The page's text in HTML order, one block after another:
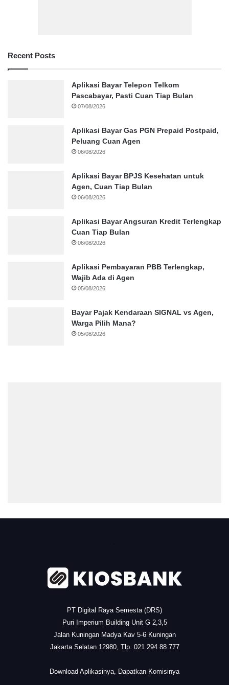
Recent Posts
Aplikasi Bayar Telepon Telkom
Pascabayar, Pasti Cuan Tiap Bulan
07/08/2026
Aplikasi Bayar Gas PGN Prepaid Postpaid,
Peluang Cuan Agen
06/08/2026
Aplikasi Bayar BPJS Kesehatan untuk
Agen, Cuan Tiap Bulan
06/08/2026
Aplikasi Bayar Angsuran Kredit Terlengkap
Cuan Tiap Bulan
06/08/2026
Aplikasi Pembayaran PBB Terlengkap,
Wajib Ada di Agen
05/08/2026
Bayar Pajak Kendaraan SIGNAL vs Agen,
Warga Pilih Mana?
05/08/2026
.
PT Digital Raya Semesta (DRS)
Puri Imperium Building Unit G 2,3,5
Jalan Kuningan Madya Kav 5-6 Kuningan
Jakarta Selatan 12980, Tlp. 021 294 88 777
Download Aplikasinya, Dapatkan Komisinya